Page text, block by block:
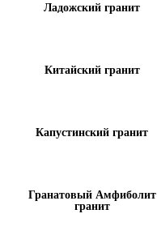
Ладожский гранит
Китайский гранит
Капустинский гранит
Гранатовый Амфиболит
гранит